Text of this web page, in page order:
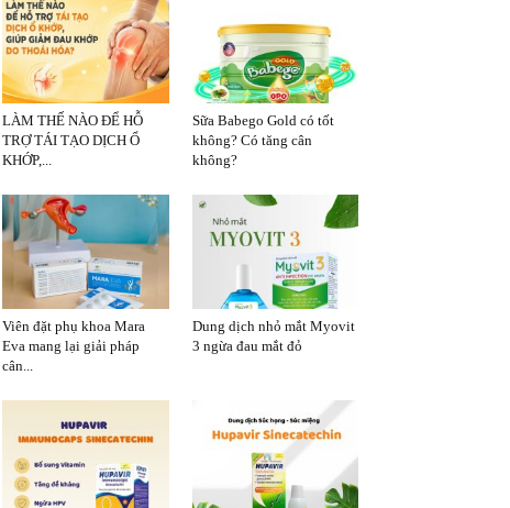
LÀM THẾ NÀO ĐỂ HỖ
TRỢ TÁI TẠO DỊCH Ổ
KHỚP,...
Sữa Babego Gold có tốt
không? Có tăng cân
không?
Viên đặt phụ khoa Mara
Eva mang lại giải pháp
cân...
Dung dịch nhỏ mắt Myovit
3 ngừa đau mắt đỏ